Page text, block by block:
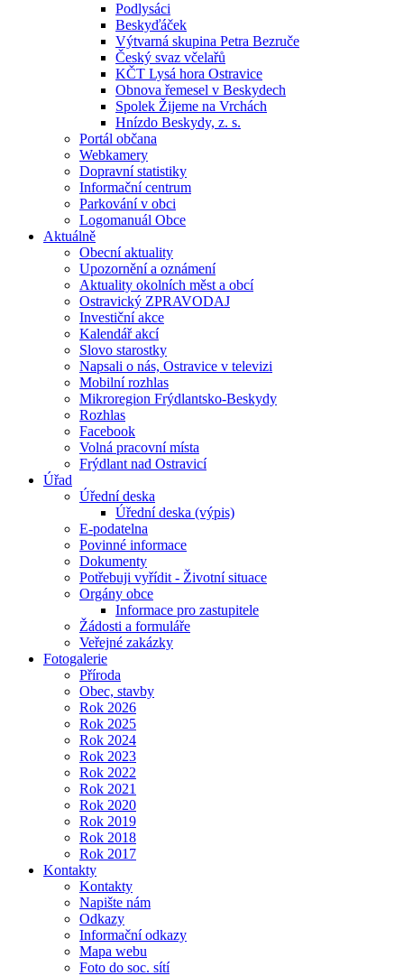
Podlysáci
Beskyďáček
Výtvarná skupina Petra Bezruče
Český svaz včelařů
KČT Lysá hora Ostravice
Obnova řemesel v Beskydech
Spolek Žijeme na Vrchách
Hnízdo Beskydy, z. s.
Portál občana
Webkamery
Dopravní statistiky
Informační centrum
Parkování v obci
Logomanuál Obce
Aktuálně
Obecní aktuality
Upozornění a oznámení
Aktuality okolních měst a obcí
Ostravický ZPRAVODAJ
Investiční akce
Kalendář akcí
Slovo starostky
Napsali o nás, Ostravice v televizi
Mobilní rozhlas
Mikroregion Frýdlantsko-Beskydy
Rozhlas
Facebook
Volná pracovní místa
Frýdlant nad Ostravicí
Úřad
Úřední deska
Úřední deska (výpis)
E-podatelna
Povinné informace
Dokumenty
Potřebuji vyřídit - Životní situace
Orgány obce
Informace pro zastupitele
Žádosti a formuláře
Veřejné zakázky
Fotogalerie
Příroda
Obec, stavby
Rok 2026
Rok 2025
Rok 2024
Rok 2023
Rok 2022
Rok 2021
Rok 2020
Rok 2019
Rok 2018
Rok 2017
Kontakty
Kontakty
Napište nám
Odkazy
Informační odkazy
Mapa webu
Foto do soc. sítí